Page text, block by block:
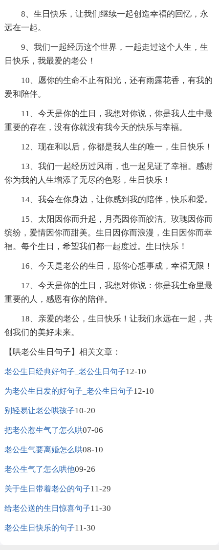
8、生日快乐，让我们继续一起创造幸福的回忆，永
远在一起。
9、我们一起经历这个世界，一起走过这个人生，生
日快乐，我最爱的老公！
10、愿你的生命不止有阳光，还有雨露花香，有我的
爱和陪伴。
11、今天是你的生日，我想对你说，你是我人生中最
重要的存在，没有你就没有我今天的快乐与幸福。
12、现在和以后，你都是我人生的唯一，生日快乐！
13、我们一起经历过风雨，也一起见证了幸福。感谢
你为我的人生增添了无尽的色彩，生日快乐！
14、我会在你身边，让你感到我的陪伴，快乐和爱。
15、太阳因你而升起，月亮因你而皎洁。玫瑰因你而
缤纷，爱情因你而甜美。生日因你而浪漫，生日因你而幸
福。每个生日，希望我们都一起度过。生日快乐！
16、今天是老公的生日，愿你心想事成，幸福无限！
17、今天是你的生日，我想对你说：你是我生命里最
重要的人，感恩有你的陪伴。
18、亲爱的老公，生日快乐！让我们永远在一起，共
创我们的美好未来。
【哄老公生日句子】相关文章：
老公生日经典好句子_老公生日句子12-10
为老公生日发的好句子_老公生日句子12-10
别轻易让老公哄孩子10-20
把老公惹生气了怎么哄07-06
老公生气要离婚怎么哄08-10
老公生气了怎么哄他09-26
关于生日带着老公的句子11-29
给老公送的生日惊喜句子11-30
老公生日快乐的句子11-30